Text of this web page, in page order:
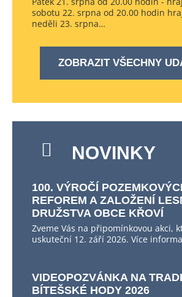
sobotu 22. srpna od 20.00 hodin
neděli 23. srpna…
ZOBRAZIT VŠECHNY
NOVINKY
100. VÝROČÍ
REFOREM A ZALOŽENÍ
DRUŽSTVA OBCE KŘOVÍ
Zveme Vás na připomínkovou akci,
uskuteční 12. září 2026. Více
VIDEOPOZVÁNKA NA
BÍTEŠSKÉ HODY 2026